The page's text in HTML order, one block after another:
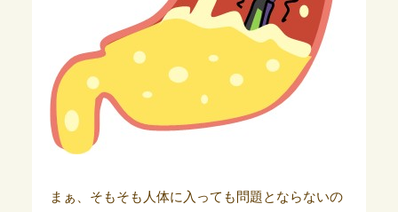
まぁ、そもそも人体に入っても問題とならないの